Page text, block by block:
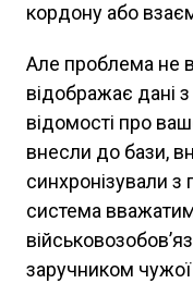
кордону або
Але проблема не
відображає дані
відомості про
внесли до бази,
синхронізували
система
заручником чужої